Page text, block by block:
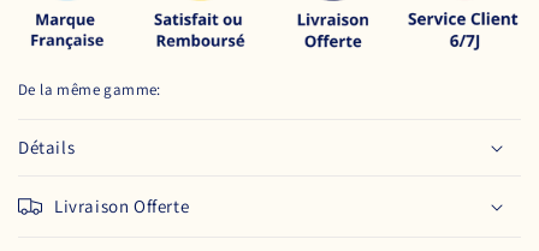
De la même gamme:
Détails
Livraison Offerte